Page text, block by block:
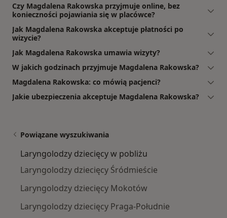
Czy Magdalena Rakowska przyjmuje online, bez
konieczności pojawiania się w placówce?
Jak Magdalena Rakowska akceptuje płatności po
wizycie?
Jak Magdalena Rakowska umawia wizyty?
W jakich godzinach przyjmuje Magdalena Rakowska?
Magdalena Rakowska: co mówią pacjenci?
Jakie ubezpieczenia akceptuje Magdalena Rakowska?
Powiązane wyszukiwania
Laryngolodzy dziecięcy w pobliżu
Laryngolodzy dziecięcy Śródmieście
Laryngolodzy dziecięcy Mokotów
Laryngolodzy dziecięcy Praga-Południe